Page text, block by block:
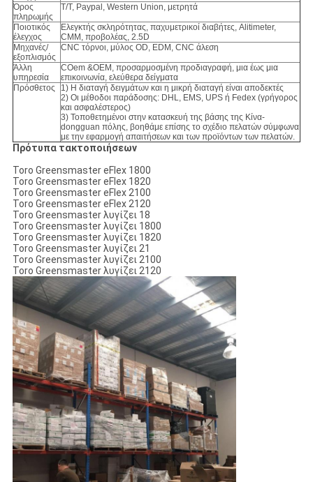
Όρος
πληρωμής
T/T, Paypal, Western Union, μετρητά
Ποιοτικός
έλεγχος
Ελεγκτής σκληρότητας, παχυμετρικοί διαβήτες, Alitimeter,
CMM, προβολέας, 2.5D
Μηχανές/
εξοπλισμός
CNC τόρνοι, μύλος OD, EDM, CNC άλεση
Άλλη
υπηρεσία
COem &OEM, προσαρμοσμένη προδιαγραφή, μια έως μια
επικοινωνία, ελεύθερα δείγματα
Πρόσθετος
1) Η διαταγή δειγμάτων και η μικρή διαταγή είναι αποδεκτές
2) Οι μέθοδοι παράδοσης: DHL, EMS, UPS ή Fedex (γρήγορος
και ασφαλέστερος)
3) Τοποθετημένοι στην κατασκευή της βάσης της Κίνα-
dongguan πόλης, βοηθάμε επίσης το σχέδιο πελατών σύμφωνα
με την εφαρμογή απαιτήσεων και των προϊόντων των πελατών.
Πρότυπα τακτοποιήσεων
Toro Greensmaster eFlex 1800
Toro Greensmaster eFlex 1820
Toro Greensmaster eFlex 2100
Toro Greensmaster eFlex 2120
Toro Greensmaster λυγίζει 18
Toro Greensmaster λυγίζει 1800
Toro Greensmaster λυγίζει 1820
Toro Greensmaster λυγίζει 21
Toro Greensmaster λυγίζει 2100
Toro Greensmaster λυγίζει 2120